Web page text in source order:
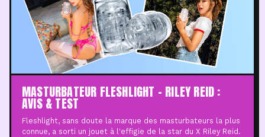
MASTURBATEUR FLESHLIGHT – RILEY REID :
AVIS & TEST
Fleshlight, sans doute la marque des masturbateurs la plus
connue, a sorti un jouet à l'effigie de la star du X Riley Reid.